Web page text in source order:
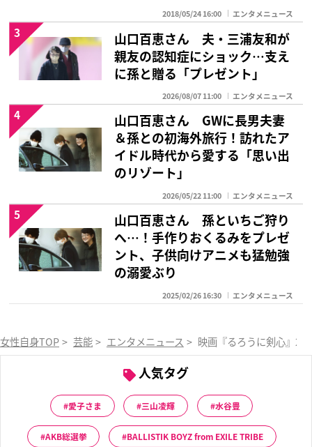
2018/05/24 16:00 エンタメニュース
山口百恵さん 夫・三浦友和が
親友の認知症にショック…支え
に孫と贈る「プレゼント」
2026/08/07 11:00 エンタメニュース
3
山口百恵さん GWに長男夫妻
＆孫との初海外旅行！訪れたア
イドル時代から愛する「思い出
のリゾート」
2026/05/22 11:00 エンタメニュース
4
山口百恵さん 孫といちご狩り
へ…！手作りおくるみをプレゼ
ント、子供向けアニメも猛勉強
の溺愛ぶり
2025/02/26 16:30 エンタメニュース
5
女性自身TOP > 芸能 > エンタメニュース > 映画『るろうに剣心』
人気タグ
愛子さま 三山凌輝 水谷豊
AKB総選挙 BALLISTIK BOYZ from EXILE TRIBE